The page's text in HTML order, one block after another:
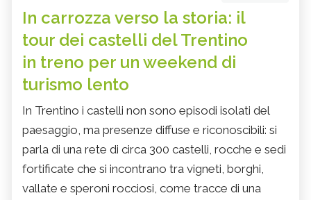
In carrozza verso la storia: il
tour dei castelli del Trentino
in treno per un weekend di
turismo lento
In Trentino i castelli non sono episodi isolati del
paesaggio, ma presenze diffuse e riconoscibili: si
parla di una rete di circa 300 castelli, rocche e sedi
fortificate che si incontrano tra vigneti, borghi,
vallate e speroni rocciosi, come tracce di una